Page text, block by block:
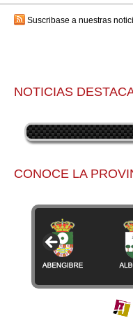
Suscribase a nuestras
NOTICIAS
CONOCE LA